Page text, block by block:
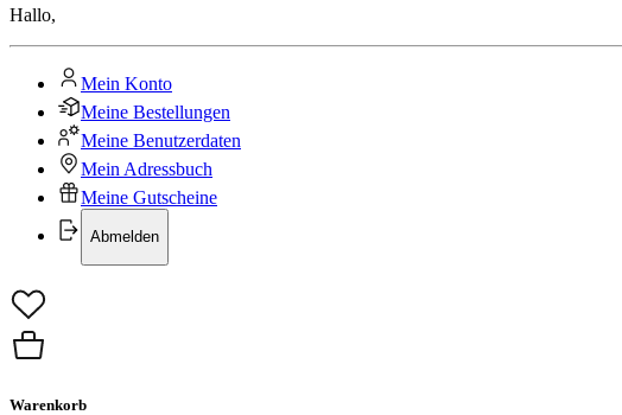
Hallo,
Mein Konto
Meine Bestellungen
Meine Benutzerdaten
Mein Adressbuch
Meine Gutscheine
Abmelden
Warenkorb